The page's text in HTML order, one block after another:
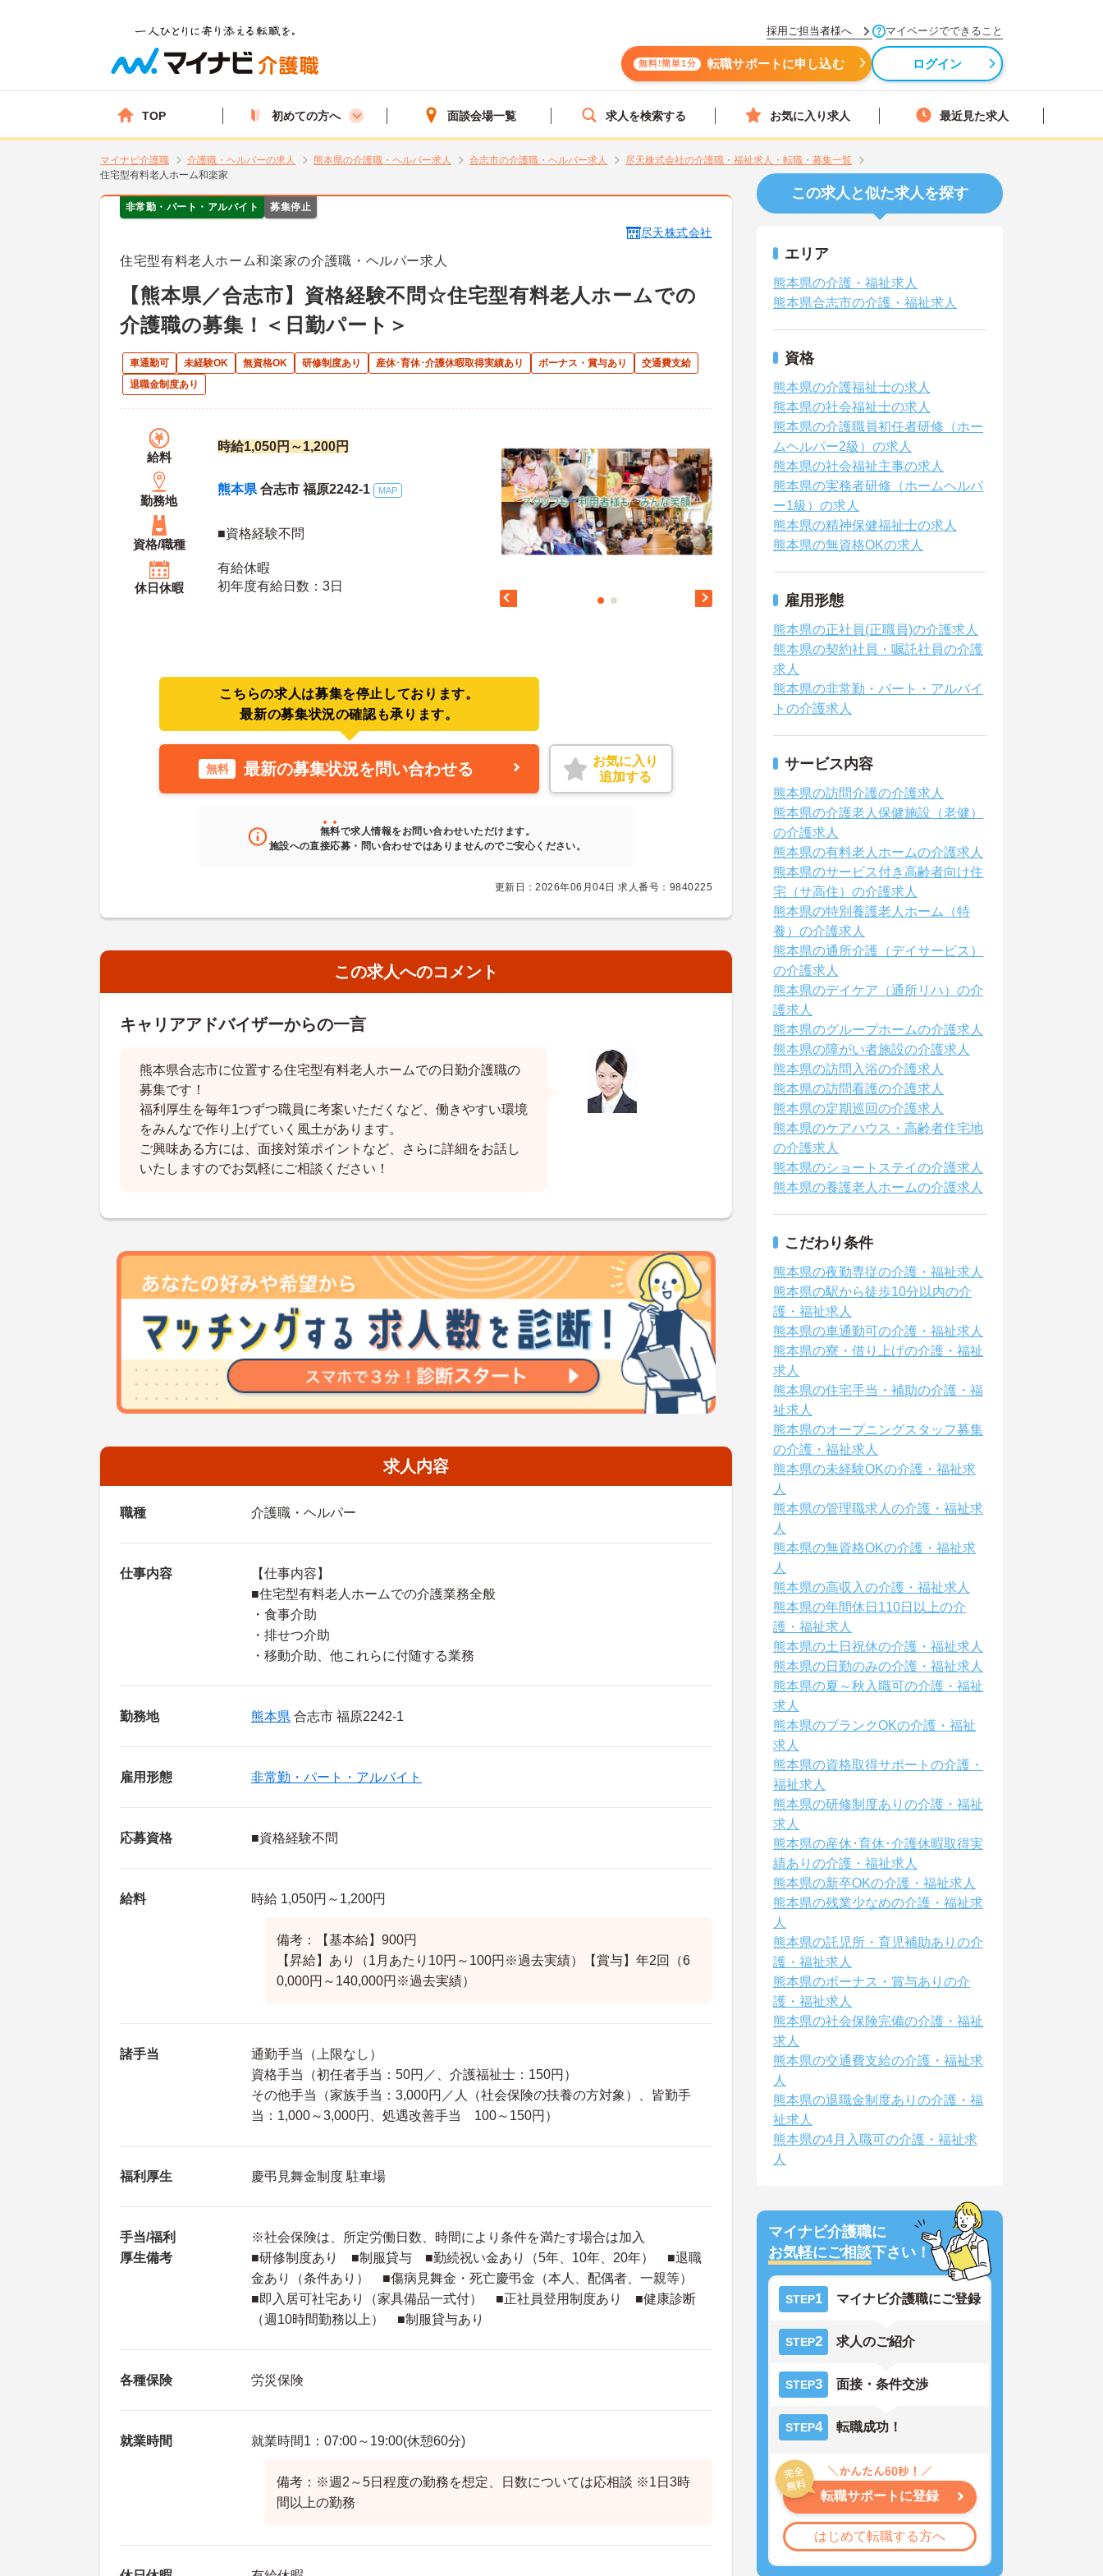
採用ご担当者様へ マイページでできること
無料!簡単1分 転職サポートに申し込む ログイン
TOP 初めての方へ 面談会場一覧 求人を検索する お気に入り求人 最近見た求人
マイナビ介護職 介護職・ヘルパーの求人 熊本県の介護職・ヘルパー求人 合志市の介護職・ヘルパー求人
尽天株式会社の介護職・福祉求人・転職・募集一覧
住宅型有料老人ホーム和楽家
非常勤・パート・アルバイト 募集停止
尽天株式会社
住宅型有料老人ホーム和楽家の介護職・ヘルパー求人
【熊本県／合志市】資格経験不問☆住宅型有料老人ホームでの
介護職の募集！＜日勤パート＞
車通勤可 未経験OK 無資格OK 研修制度あり 産休･育休･介護休暇取得実績あり ボーナス・賞与あり
交通費支給
退職金制度あり
給料
時給1,050円～1,200円
勤務地
熊本県 合志市 福原2242-1 MAP
資格/職種
■資格経験不問
休日休暇
有給休暇
初年度有給日数：3日
こちらの求人は募集を停止しております。
最新の募集状況の確認も承ります。
無料 最新の募集状況を問い合わせる
お気に入り
追加する
無料で求人情報をお問い合わせいただけます。
施設への直接応募・問い合わせではありませんのでご安心ください。
更新日：2026年06月04日 求人番号：9840225
この求人へのコメント
キャリアアドバイザーからの一言
熊本県合志市に位置する住宅型有料老人ホームでの日勤介護職の
募集です！
福利厚生を毎年1つずつ職員に考案いただくなど、働きやすい環境
をみんなで作り上げていく風土があります。
ご興味ある方には、面接対策ポイントなど、さらに詳細をお話し
いたしますのでお気軽にご相談ください！
求人内容
職種 介護職・ヘルパー
仕事内容
【仕事内容】
■住宅型有料老人ホームでの介護業務全般
・食事介助
・排せつ介助
・移動介助、他これらに付随する業務
勤務地 熊本県 合志市 福原2242-1
雇用形態 非常勤・パート・アルバイト
応募資格 ■資格経験不問
給料 時給 1,050円～1,200円
備考：【基本給】900円
【昇給】あり（1月あたり10円～100円※過去実績）【賞与】年2回（6
0,000円～140,000円※過去実績）
諸手当
通勤手当（上限なし）
資格手当（初任者手当：50円／、介護福祉士：150円）
その他手当（家族手当：3,000円／人（社会保険の扶養の方対象）、皆勤手
当：1,000～3,000円、処遇改善手当 100～150円）
福利厚生 慶弔見舞金制度 駐車場
手当/福利
厚生備考
※社会保険は、所定労働日数、時間により条件を満たす場合は加入
■研修制度あり ■制服貸与 ■勤続祝い金あり（5年、10年、20年） ■退職
金あり（条件あり） ■傷病見舞金・死亡慶弔金（本人、配偶者、一親等）
■即入居可社宅あり（家具備品一式付） ■正社員登用制度あり ■健康診断
（週10時間勤務以上） ■制服貸与あり
各種保険 労災保険
就業時間 就業時間1：07:00～19:00(休憩60分)
備考：※週2～5日程度の勤務を想定、日数については応相談 ※1日3時
間以上の勤務
この求人と似た求人を探す
エリア
熊本県の介護・福祉求人
熊本県合志市の介護・福祉求人
資格
熊本県の介護福祉士の求人
熊本県の社会福祉士の求人
熊本県の介護職員初任者研修（ホー
ムヘルパー2級）の求人
熊本県の社会福祉主事の求人
熊本県の実務者研修（ホームヘルパ
ー1級）の求人
熊本県の精神保健福祉士の求人
熊本県の無資格OKの求人
雇用形態
熊本県の正社員(正職員)の介護求人
熊本県の契約社員・嘱託社員の介護
求人
熊本県の非常勤・パート・アルバイ
トの介護求人
サービス内容
熊本県の訪問介護の介護求人
熊本県の介護老人保健施設（老健）
の介護求人
熊本県の有料老人ホームの介護求人
熊本県のサービス付き高齢者向け住
宅（サ高住）の介護求人
熊本県の特別養護老人ホーム（特
養）の介護求人
熊本県の通所介護（デイサービス）
の介護求人
熊本県のデイケア（通所リハ）の介
護求人
熊本県のグループホームの介護求人
熊本県の障がい者施設の介護求人
熊本県の訪問入浴の介護求人
熊本県の訪問看護の介護求人
熊本県の定期巡回の介護求人
熊本県のケアハウス・高齢者住宅地
の介護求人
熊本県のショートステイの介護求人
熊本県の養護老人ホームの介護求人
こだわり条件
熊本県の夜勤専従の介護・福祉求人
熊本県の駅から徒歩10分以内の介
護・福祉求人
熊本県の車通勤可の介護・福祉求人
熊本県の寮・借り上げの介護・福祉
求人
熊本県の住宅手当・補助の介護・福
祉求人
熊本県のオープニングスタッフ募集
の介護・福祉求人
熊本県の未経験OKの介護・福祉求
人
熊本県の管理職求人の介護・福祉求
人
熊本県の無資格OKの介護・福祉求
人
熊本県の高収入の介護・福祉求人
熊本県の年間休日110日以上の介
護・福祉求人
熊本県の土日祝休の介護・福祉求人
熊本県の日勤のみの介護・福祉求人
熊本県の夏～秋入職可の介護・福祉
求人
熊本県のブランクOKの介護・福祉
求人
熊本県の資格取得サポートの介護・
福祉求人
熊本県の研修制度ありの介護・福祉
求人
熊本県の産休･育休･介護休暇取得実
績ありの介護・福祉求人
熊本県の新卒OKの介護・福祉求人
熊本県の残業少なめの介護・福祉求
人
熊本県の託児所・育児補助ありの介
護・福祉求人
熊本県のボーナス・賞与ありの介
護・福祉求人
熊本県の社会保険完備の介護・福祉
求人
熊本県の交通費支給の介護・福祉求
人
熊本県の退職金制度ありの介護・福
祉求人
熊本県の4月入職可の介護・福祉求
人
マイナビ介護職に
お気軽にご相談下さい！
STEP1 マイナビ介護職にご登録
STEP2 求人のご紹介
STEP3 面接・条件交渉
STEP4 転職成功！
転職サポートに登録
はじめて転職する方へ